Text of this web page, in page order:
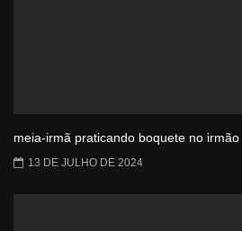
meia-irmã praticando boquete no irmão
13 DE JULHO DE 2024